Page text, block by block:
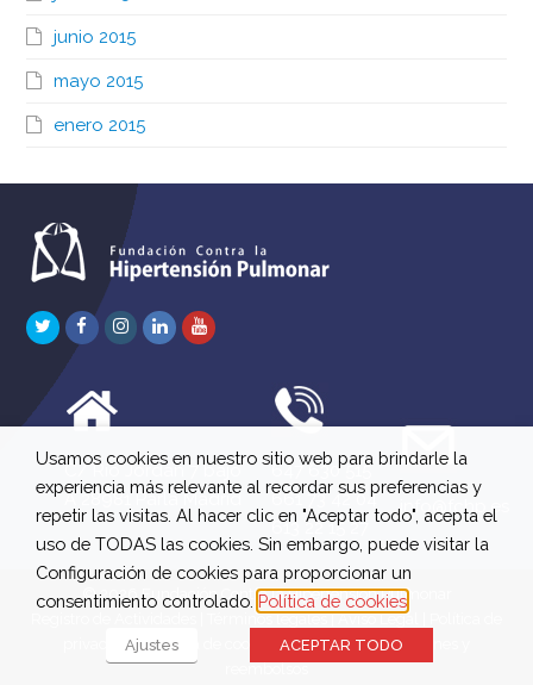
junio 2015
mayo 2015
enero 2015
TwitterFacebook
Instagram
LinkedInYoutube
C/ Río Jordán 7 bajo
A 28981 Parla Madrid
647 630 515
661 73 42 04
613 22 15 27
info@fchp.es
© 2026 Fundación Contra la Hipertensión Pulmonar
Términos legales|Aviso Legal
privacidad|Política de cookies |Política de devoluciones y
Usamos cookies en nuestro sitio web para brindarle la
experiencia más relevante al recordar sus preferencias y
repetir las visitas. Al hacer clic en "Aceptar todo", acepta el
uso de TODAS las cookies. Sin embargo, puede visitar la
Configuración de cookies para proporcionar un
consentimiento controlado. Política de cookies
Ajustes ACEPTAR TODO